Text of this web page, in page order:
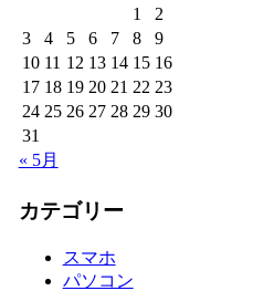
1
2
3
4 5 6 7 8
9
10 11 12 13 14 15 16
17 18 19 20 21 22 23
24 25 26 27 28 29 30
31
« 5月
カテゴリー
スマホ
パソコン